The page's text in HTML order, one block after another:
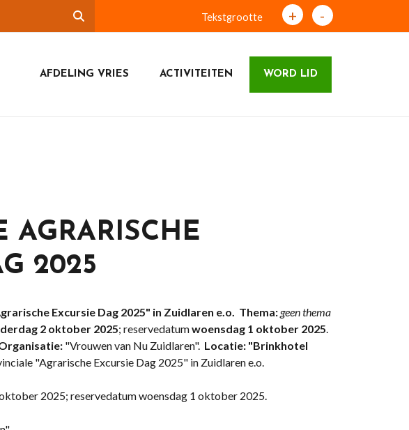
Tekstgrootte + -
AFDELING VRIES ACTIVITEITEN WORD LID
AGRARISCHE
2025
Excursie Dag 2025" in Zuidlaren e.o. Thema:geen thema
2 oktober 2025; reservedatumwoensdag 1 oktober 2025.
"Vrouwen van Nu Zuidlaren". Locatie: "Brinkhotel
"Agrarische Excursie Dag 2025" in Zuidlaren e.o.
2025; reservedatum woensdag 1 oktober 2025.